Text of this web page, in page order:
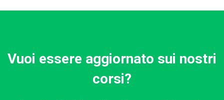
Vuoi essere aggiornato sui nostri
corsi?